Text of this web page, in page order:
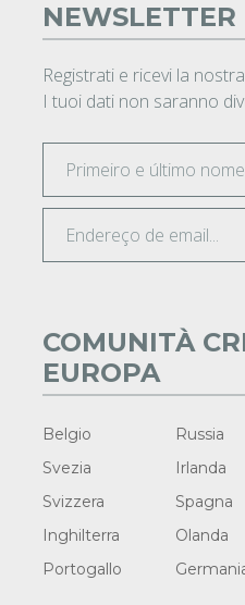
NEWSLETTER
Registrati e ricevi la
I tuoi dati non saranno
COMUNITÀ
EUROPA
Belgio Russia
Svezia
Irlanda
Svizzera
Spagna
Inghilterra
Olanda
Portogallo